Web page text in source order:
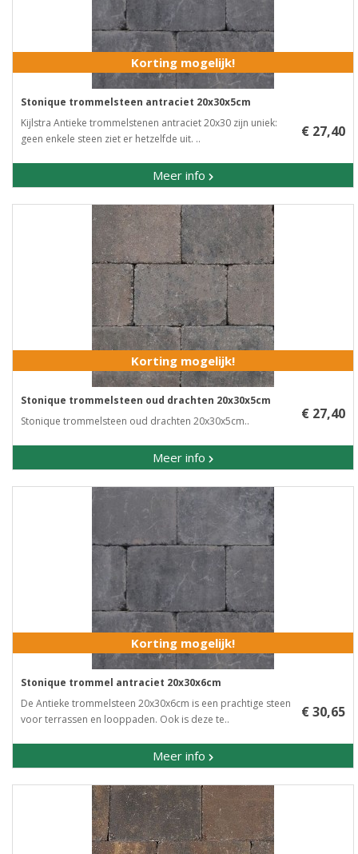
Korting mogelijk!
Stonique trommelsteen antraciet 20x30x5cm
Kijlstra Antieke trommelstenen antraciet 20x30 zijn uniek:
geen enkele steen ziet er hetzelfde uit. ..
Meer info
€ 27,40
Korting mogelijk!
Stonique trommelsteen oud drachten 20x30x5cm
Stonique trommelsteen oud drachten 20x30x5cm..
Meer info
€ 27,40
Korting mogelijk!
Stonique trommel antraciet 20x30x6cm
De Antieke trommelsteen 20x30x6cm is een prachtige steen
voor terrassen en looppaden. Ook is deze te..
Meer info
€ 30,65